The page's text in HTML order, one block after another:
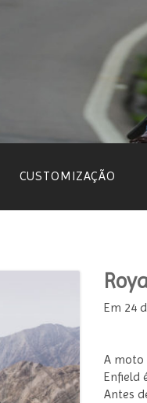
CUSTOMIZAÇÃO
Em 24
A moto
Enfield
Antes